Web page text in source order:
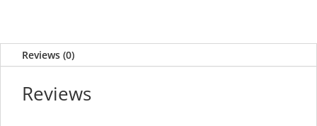
Reviews (0)
Reviews